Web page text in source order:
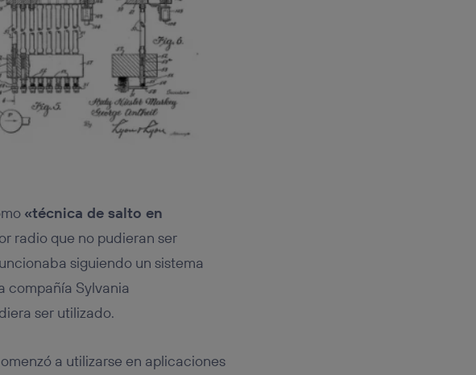
«técnica de salto en
radio que no pudieran ser
siguiendo un sistema
compañía Sylvania
ser utilizado.
a utilizarse en aplicaciones